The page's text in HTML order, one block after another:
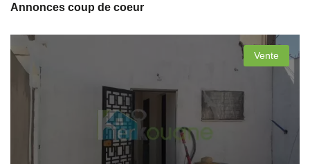
Annonces coup de coeur
Vente